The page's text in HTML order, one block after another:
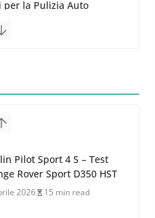
2022 2 min read
2025 2 min read
2025 2 min read
Test Pneumatici Estivi
evo vince con Auto
Prime 4 convince